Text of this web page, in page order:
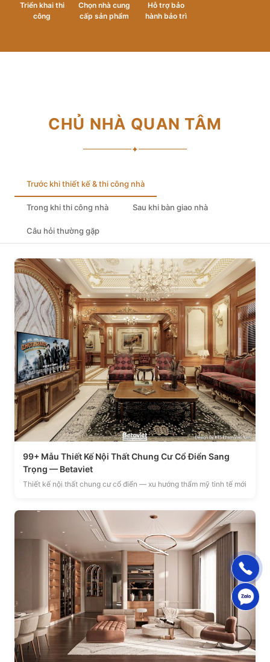
Triển khai thi
công
Chọn nhà cung
cấp sản phẩm
Hỗ trợ bảo
hành bảo trì
CHỦ NHÀ QUAN TÂM
✦
Trước khi thiết kế & thi công nhà
Trong khi thi công nhà Sau khi bàn giao nhà
Câu hỏi thường gặp
99+ Mẫu Thiết Kế Nội Thất Chung Cư Cổ Điển Sang
Trọng — Betaviet
Thiết kế nội thất chung cư cổ điển — xu hướng thẩm mỹ tinh tế mới